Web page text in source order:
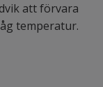
att förvara
temperatur.